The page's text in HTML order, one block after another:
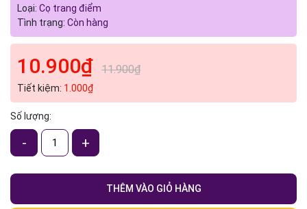
Loại: Cọ trang điểm
Tình trạng: Còn hàng
10.900₫ 11.900₫
Tiết kiệm: 1.000₫
Số lượng:
- +
THÊM VÀO GIỎ HÀNG